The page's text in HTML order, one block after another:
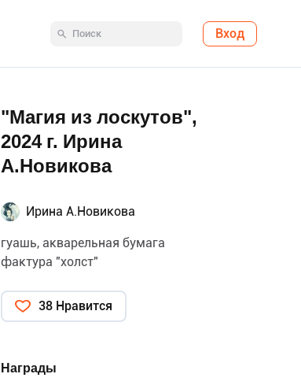
Вход
"Магия из лоскутов",
2024 г. Ирина
А.Новикова
Ирина А.Новикова
гуашь, акварельная бумага
фактура "холст"
38 Нравится
Награды